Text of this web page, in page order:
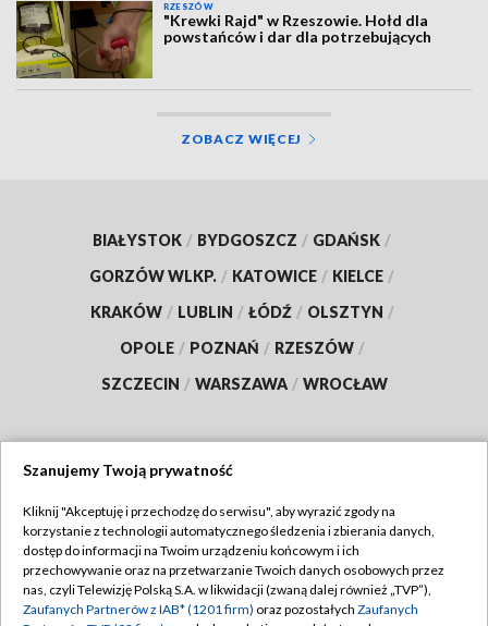
RZESZÓW
"Krewki Rajd" w Rzeszowie. Hołd dla
powstańców i dar dla potrzebujących
ZOBACZ WIĘCEJ
BIAŁYSTOK / BYDGOSZCZ / GDAŃSK /
GORZÓW WLKP. / KATOWICE / KIELCE /
KRAKÓW / LUBLIN / ŁÓDŹ / OLSZTYN /
OPOLE / POZNAŃ / RZESZÓW /
SZCZECIN / WARSZAWA / WROCŁAW
TVP
Abonament TVP
Emisja w TVP
Regulamin TVP
Polityka prywatności
Szanujemy Twoją prywatność
Kliknij "Akceptuję i przechodzę do serwisu", aby wyrazić zgody na
korzystanie z technologii automatycznego śledzenia i zbierania danych,
dostęp do informacji na Twoim urządzeniu końcowym i ich
przechowywanie oraz na przetwarzanie Twoich danych osobowych przez
nas, czyli Telewizję Polską S.A. w likwidacji (zwaną dalej również „TVP”),
Zaufanych Partnerów z IAB* (1201 firm) oraz pozostałych Zaufanych